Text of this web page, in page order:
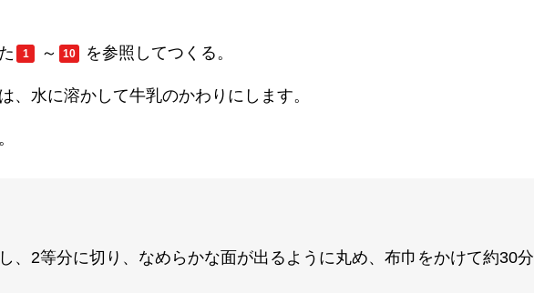
1 ～ 10 を参照してつくる。
、水に溶かして牛乳のかわりにします。
、2等分に切り、なめらかな面が出るように丸め、布巾をかけて約30